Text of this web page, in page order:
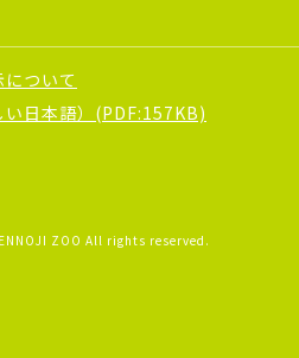
ついて
日本語）(PDF:157KB)
ZOO All rights reserved.